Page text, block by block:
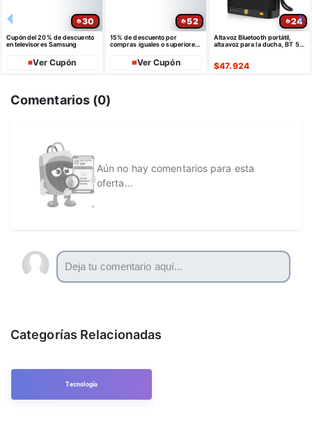
30
Cupón del 20% de descuento
en televisores Samsung
Ver Cupón
52
15% de descuento por
compras iguales o superiores
de dto
Ver Cupón
24
Altavoz Bluetooth portátil,
altaavoz para la ducha, BT 5.4
$47.924
Comentarios (0)
Aún no hay comentarios para esta
oferta...
Categorías Relacionadas
Tecnología